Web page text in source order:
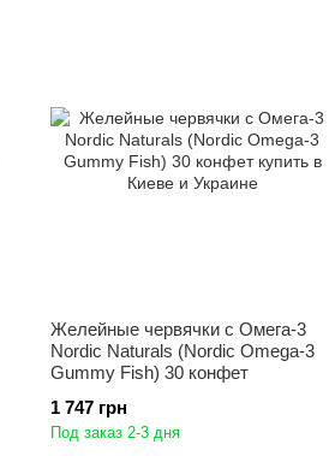
Желейные червячки с Омега-3
Nordic Naturals (Nordic Omega-3
Gummy Fish) 30 конфет
1 747 грн
Под заказ 2-3 дня